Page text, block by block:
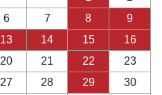
6 7 8
9
13 14 15
16
20 21 22
23
27 28 29
30